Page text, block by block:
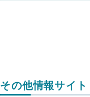
その他情報サイト